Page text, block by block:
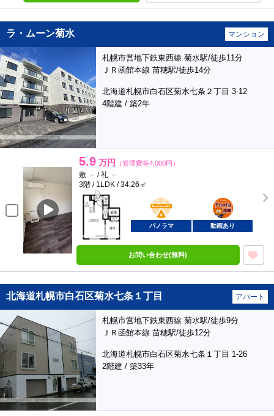
ラ・ムーン菊水 マンション
札幌市営地下鉄東西線 菊水駅/徒歩11分
ＪＲ函館本線 苗穂駅/徒歩14分
北海道札幌市白石区菊水七条２丁目 3-12
4階建 / 築2年
5.9 万円 （管理費等4,000円）
敷 － / 礼 －
3階 / 1LDK / 34.26㎡
BunChinPAY
ポンタ
部屋
パノラマ 動画あり
お問い合わせ(無料)
北海道札幌市白石区菊水七条１丁目 アパート
札幌市営地下鉄東西線 菊水駅/徒歩9分
ＪＲ函館本線 苗穂駅/徒歩12分
北海道札幌市白石区菊水七条１丁目 1-26
2階建 / 築33年